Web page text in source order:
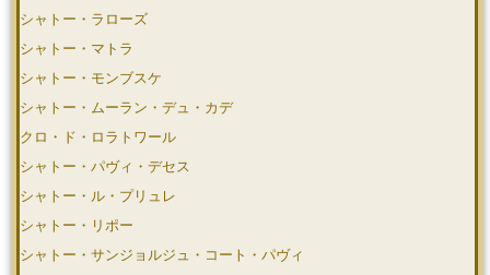
シャトー・ラローズ
シャトー・マトラ
シャトー・モンブスケ
シャトー・ムーラン・デュ・カデ
クロ・ド・ロラトワール
シャトー・パヴィ・デセス
シャトー・ル・プリュレ
シャトー・リポー
シャトー・サンジョルジュ・コート・パヴィ